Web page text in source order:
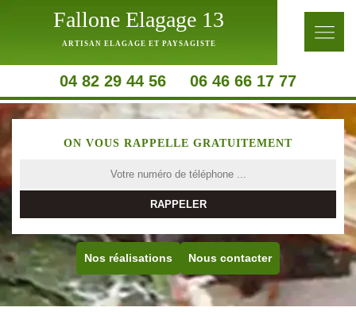
Fallone Elagage 13
ARTISAN ELAGAGE ET PAYSAGISTE
04 82 29 44 56 06 46 66 17 77
ON VOUS RAPPELLE GRATUITEMENT
Nos réalisations Nous contacter